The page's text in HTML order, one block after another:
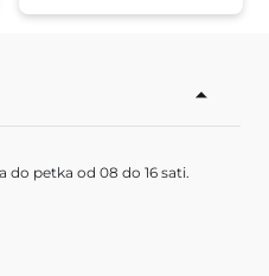
do petka od 08 do 16 sati.